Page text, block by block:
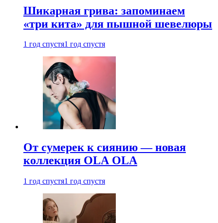
Шикарная грива: запоминаем
«три кита» для пышной шевелюры
1 год спустя1 год спустя
От сумерек к сиянию — новая
коллекция OLA OLA
1 год спустя1 год спустя